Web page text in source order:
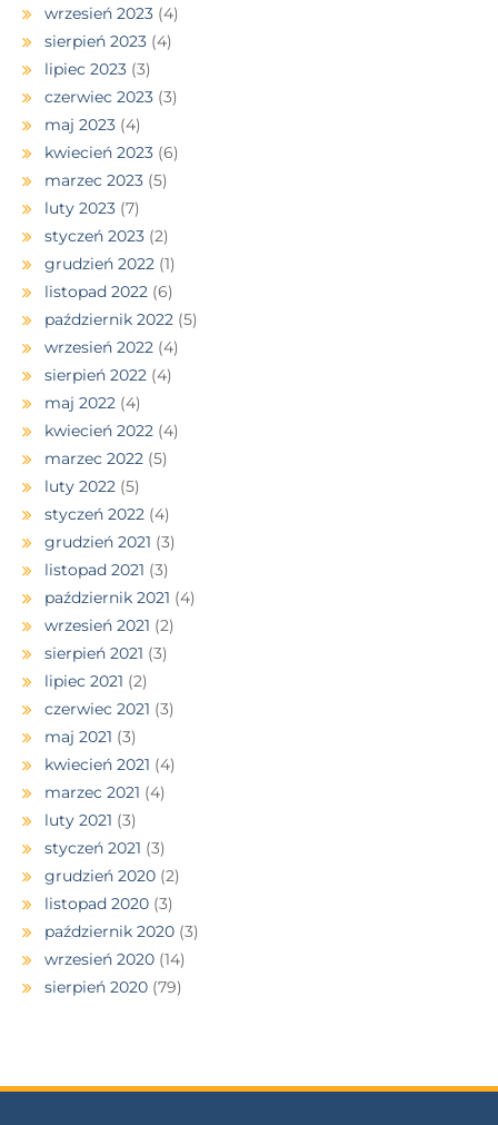
wrzesień 2023 (4)
sierpień 2023 (4)
lipiec 2023 (3)
czerwiec 2023 (3)
maj 2023 (4)
kwiecień 2023 (6)
marzec 2023 (5)
luty 2023 (7)
styczeń 2023 (2)
grudzień 2022 (1)
listopad 2022 (6)
październik 2022 (5)
wrzesień 2022 (4)
sierpień 2022 (4)
maj 2022 (4)
kwiecień 2022 (4)
marzec 2022 (5)
luty 2022 (5)
styczeń 2022 (4)
grudzień 2021 (3)
listopad 2021 (3)
październik 2021 (4)
wrzesień 2021 (2)
sierpień 2021 (3)
lipiec 2021 (2)
czerwiec 2021 (3)
maj 2021 (3)
kwiecień 2021 (4)
marzec 2021 (4)
luty 2021 (3)
styczeń 2021 (3)
grudzień 2020 (2)
listopad 2020 (3)
październik 2020 (3)
wrzesień 2020 (14)
sierpień 2020 (79)